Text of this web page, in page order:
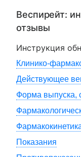
Веспирейт:
отзывы
Инструкция
Клинико-
Действующее
Форма выпуска,
Показания